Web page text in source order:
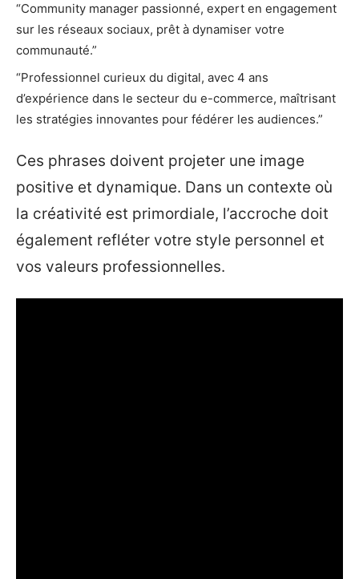
“Community manager passionné, expert en engagement
sur les réseaux sociaux, prêt à dynamiser votre
communauté.”
“Professionnel curieux du digital, avec 4 ans
d’expérience dans le secteur du e-commerce, maîtrisant
les stratégies innovantes pour fédérer les audiences.”
Ces phrases doivent projeter une image
positive et dynamique. Dans un contexte où
la créativité est primordiale, l’accroche doit
également refléter votre style personnel et
vos valeurs professionnelles.